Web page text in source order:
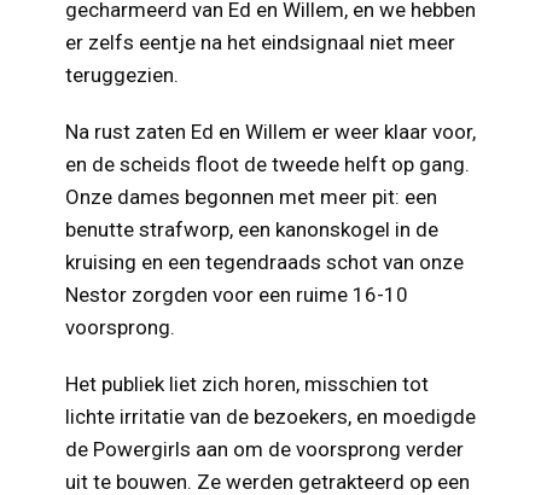
gecharmeerd van Ed en Willem, en we hebben
er zelfs eentje na het eindsignaal niet meer
teruggezien.
Na rust zaten Ed en Willem er weer klaar voor,
en de scheids floot de tweede helft op gang.
Onze dames begonnen met meer pit: een
benutte strafworp, een kanonskogel in de
kruising en een tegendraads schot van onze
Nestor zorgden voor een ruime 16-10
voorsprong.
Het publiek liet zich horen, misschien tot
lichte irritatie van de bezoekers, en moedigde
de Powergirls aan om de voorsprong verder
uit te bouwen. Ze werden getrakteerd op een